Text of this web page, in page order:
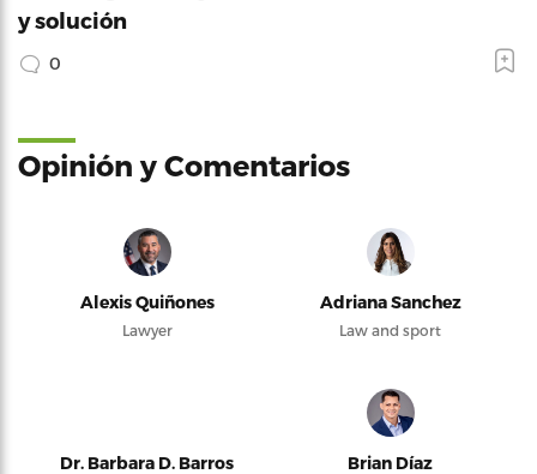
y solución
0
Opinión y Comentarios
Alexis Quiñones
Lawyer
Adriana Sanchez
Law and sport
Dr. Barbara D. Barros Brian Díaz